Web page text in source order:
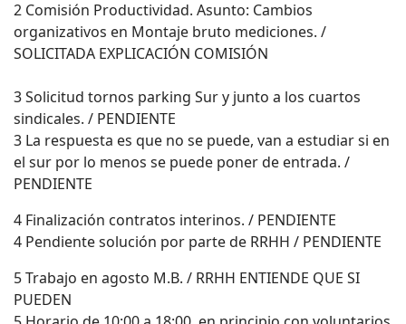
2 Comisión Productividad. Asunto: Cambios
organizativos en Montaje bruto mediciones. /
SOLICITADA EXPLICACIÓN COMISIÓN
3 Solicitud tornos parking Sur y junto a los cuartos
sindicales. / PENDIENTE
3 La respuesta es que no se puede, van a estudiar si en
el sur por lo menos se puede poner de entrada. /
PENDIENTE
4 Finalización contratos interinos. / PENDIENTE
4 Pendiente solución por parte de RRHH / PENDIENTE
5 Trabajo en agosto M.B. / RRHH ENTIENDE QUE SI
PUEDEN